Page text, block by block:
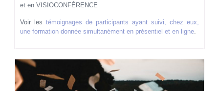
et en VISIOCONFÉRENCE
Voir les témoignages de participants ayant suivi, chez eux,
une formation donnée simultanément en présentiel et en ligne